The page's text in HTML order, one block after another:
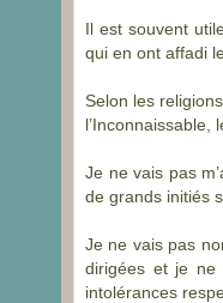
Il est souvent
qui en ont affadi
Selon les
l’Inconnaissable,
Je ne vais pas
de grands initiés
Je ne vais pas
dirigées et je ne
intolérances